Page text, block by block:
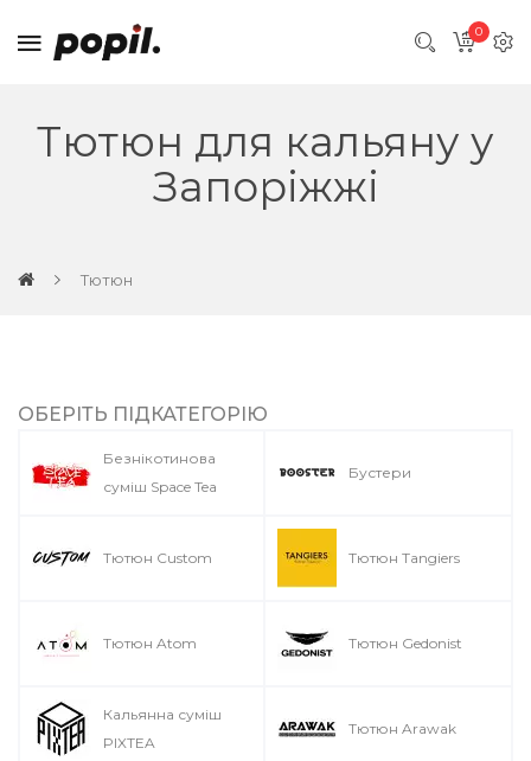
0
Тютюн для кальяну у
Запоріжжі
Тютюн
ОБЕРІТЬ ПІДКАТЕГОРІЮ
Безнікотинова
суміш Space Tea
Бустери
Тютюн Custom Тютюн Tangiers
Тютюн Atom Тютюн Gedonist
Кальянна суміш
PIXTEA
Тютюн Arawak